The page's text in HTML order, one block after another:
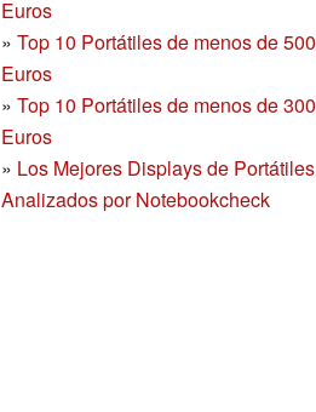
Euros
» Top 10 Portátiles de menos de 500
Euros
» Top 10 Portátiles de menos de 300
Euros
» Los Mejores Displays de Portátiles
Analizados por Notebookcheck